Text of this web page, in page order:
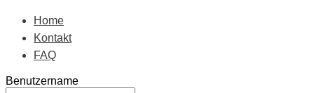
Home
Kontakt
FAQ
Benutzername